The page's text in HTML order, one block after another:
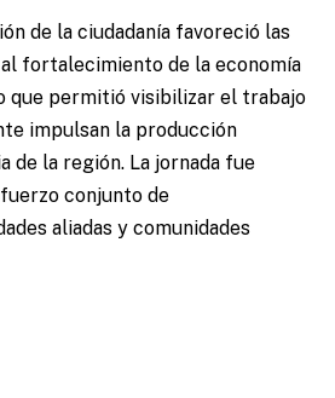
de la ciudadanía favoreció las
fortalecimiento de la economía
que permitió visibilizar el trabajo
impulsan la producción
de la región. La jornada fue
conjunto de
aliadas y comunidades